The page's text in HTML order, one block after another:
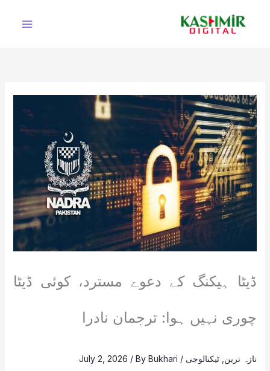
ڈیٹا ہیکنگ کے دعوے مسترد، کوئی ڈیٹا
چوری نہیں ہوا: ترجمان نادرا
تازہ ترین ٹیکنالوجی /
July 2, 2026 / ByBukhari